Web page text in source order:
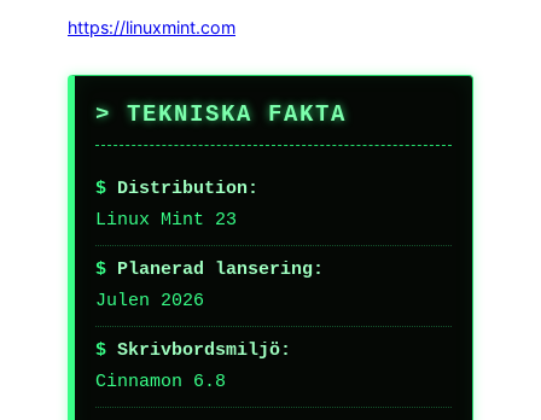
https://linuxmint.com
TEKNISKA FAKTA
Distribution:
Linux Mint 23
Planerad lansering:
Julen 2026
Skrivbordsmiljö:
Cinnamon 6.8